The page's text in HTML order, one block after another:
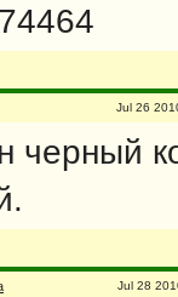
Jul 26
черный
Jul 28